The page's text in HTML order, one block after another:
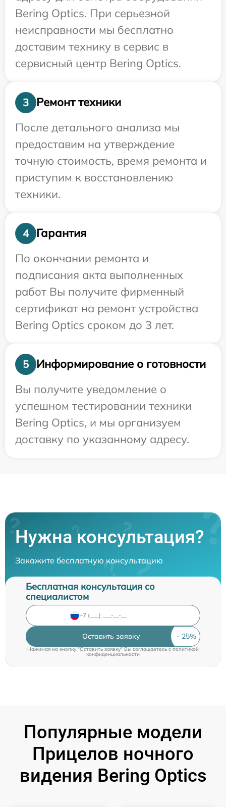
Bering Optics. При серьезной
неисправности мы бесплатно
доставим технику в сервис в
сервисный центр Bering Optics.
3
Ремонт техники
После детального анализа мы
предоставим на утверждение
точную стоимость, время ремонта и
приступим к восстановлению
техники.
4
Гарантия
По окончании ремонта и
подписания акта выполненных
работ Вы получите фирменный
сертификат на ремонт устройства
Bering Optics сроком до 3 лет.
5
Информирование о готовности
Вы получите уведомление о
успешном тестировании техники
Bering Optics, и мы организуем
доставку по указанному адресу.
Нужна консультация?
Закажите бесплатную консультацию
Бесплатная консультация со
специалистом
Оставить заявку
Нажимая на кнопку "Оставить заявку" Вы соглашаетесь cполитикой
конфиденциальности
Популярные модели
Прицелов ночного
видения Bering Optics